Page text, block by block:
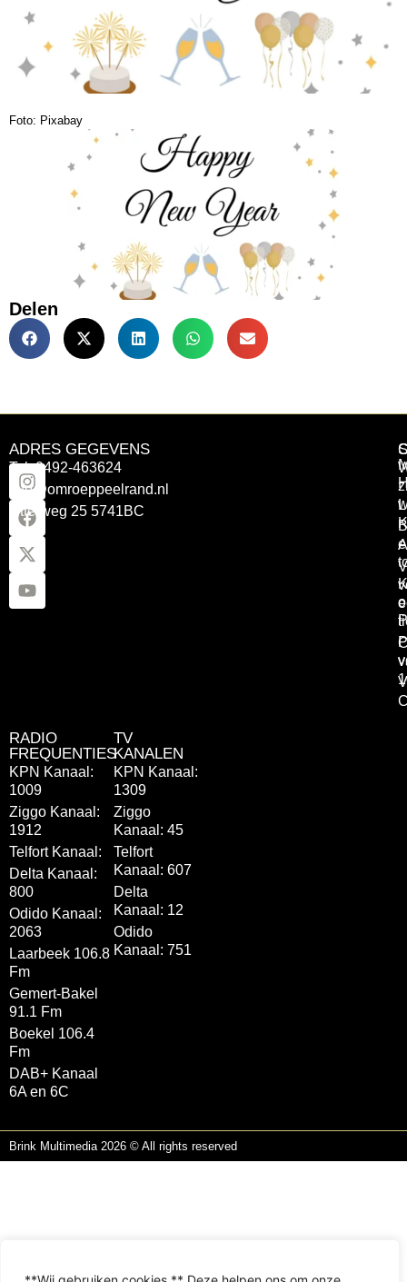
Foto: Pixabay
Delen
ADRES GEGEVENS
Tel: 0492-463624
info@omroeppeelrand.nl
Otterweg 25 5741BC
RADIO
FREQUENTIES
KPN Kanaal:
1009
Ziggo Kanaal:
1912
Telfort Kanaal:
Delta Kanaal:
800
Odido Kanaal:
2063
Laarbeek 106.8
Fm
Gemert-Bakel
91.1 Fm
Boekel 106.4
Fm
DAB+ Kanaal
6A en 6C
TV
KANALEN
KPN Kanaal:
1309
Ziggo
Kanaal: 45
Telfort
Kanaal: 607
Delta
Kanaal: 12
Odido
Kanaal: 751
Brink Multimedia 2026 © All rights reserved